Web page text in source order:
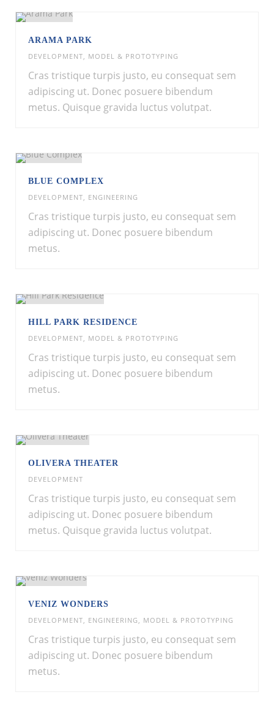
ARAMA PARK
DEVELOPMENT, MODEL & PROTOTYPING
Cras tristique turpis justo, eu consequat sem
adipiscing ut. Donec posuere bibendum
metus. Quisque gravida luctus volutpat.
BLUE COMPLEX
DEVELOPMENT, ENGINEERING
Cras tristique turpis justo, eu consequat sem
adipiscing ut. Donec posuere bibendum
metus.
HILL PARK RESIDENCE
DEVELOPMENT, MODEL & PROTOTYPING
Cras tristique turpis justo, eu consequat sem
adipiscing ut. Donec posuere bibendum
metus.
OLIVERA THEATER
DEVELOPMENT
Cras tristique turpis justo, eu consequat sem
adipiscing ut. Donec posuere bibendum
metus. Quisque gravida luctus volutpat.
VENIZ WONDERS
DEVELOPMENT, ENGINEERING , MODEL & PROTOTYPING
Cras tristique turpis justo, eu consequat sem
adipiscing ut. Donec posuere bibendum
metus.